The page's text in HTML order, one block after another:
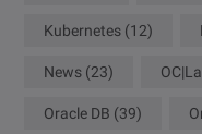
Kubernetes (12)
News (23)
Oracle DB (39)